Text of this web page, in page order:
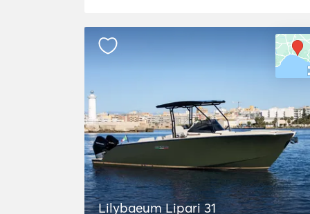
Lilybaeum Lipari 31